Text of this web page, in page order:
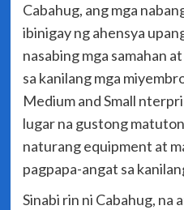
Cabahug, ang mga
ibinigay ng ahensya
nasabing mga samahan
sa kanilang mga
Medium and Small
lugar na gustong
naturang equipment at
pagpapa-angat sa
Sinabi rin ni Cabahug, na